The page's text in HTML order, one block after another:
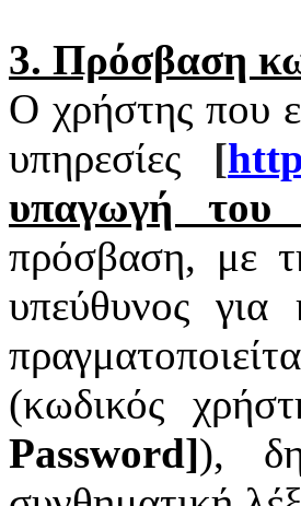
3. Πρόσβαση
Ο χρήστης που
υπηρεσίες [
υπαγωγή του
πρόσβαση, με
υπεύθυνος
(κωδικός
Password]),